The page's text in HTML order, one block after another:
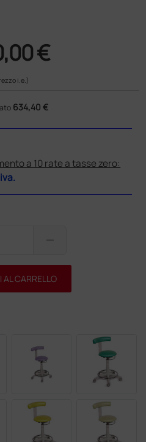
€
i.e.)
634,40 €
a 10 rate a tasse zero:
remove
AL CARRELLO